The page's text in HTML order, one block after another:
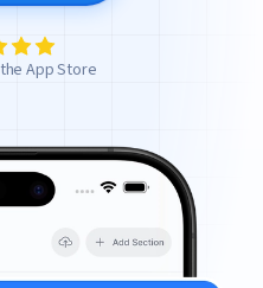
App Store